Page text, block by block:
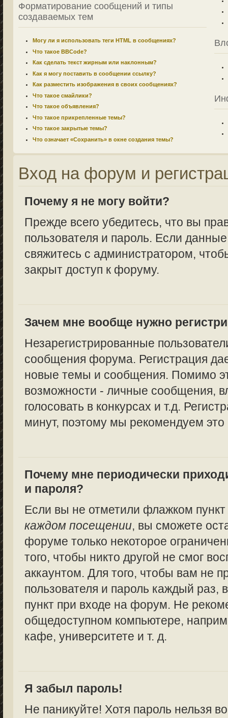
Форматирование сообщений и типы
создаваемых тем
Могу ли я использовать теги HTML в сообщениях?
Что такое BBCode?
Как сделать текст жирным или наклонным?
Как я могу поставить в сообщении ссылку?
Как разместить изображения в своих сообщениях?
Что такое смайлики?
Что такое объявления?
Что такое прикрепленные темы?
Что такое закрытые темы?
Что означает «Сохранить» в окне создания темы?
Вход на форум и
Почему я не могу войти?
Прежде всего убедитесь, что вы
пользователя и пароль. Если
свяжитесь с администратором,
закрыт доступ к форуму.
Зачем мне вообще нужно
Незарегистрированные
сообщения форума. Регистрация
новые темы и сообщения. Помимо
возможности - личные сообщения,
голосовать в конкурсах и т.д.
минут, поэтому мы рекомендуем это
Почему мне периодически
и пароля?
Если вы не отметили флажком
каждом посещении, вы сможете
форуме только некоторое
того, чтобы никто другой не смог
аккаунтом. Для того, чтобы вам не
пользователя и пароль каждый
пункт при входе на форум. Не
общедоступном компьютере,
кафе, университете и т. д.
Я забыл пароль!
Не паникуйте! Хотя пароль нельзя